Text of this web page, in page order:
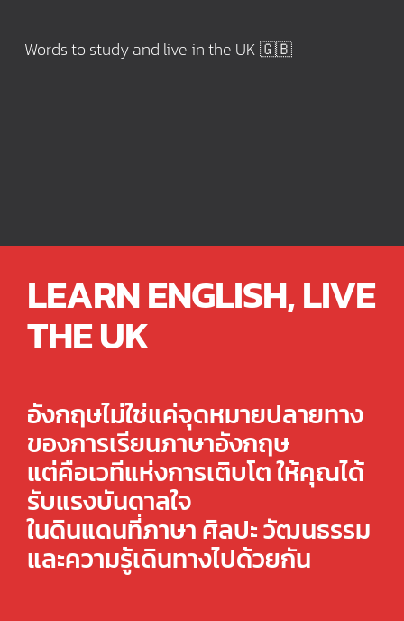
Words to study and live in the UK 🇬🇧
comes to life.
The UK offers more than just
world-class education.
The UK is where tradition
fuels your future.
LEARN ENGLISH, LIVE
THE UK
อังกฤษไม่ใช่แค่จุดหมายปลายทาง
ของการเรียนภาษาอังกฤษ
แต่คือเวทีแห่งการเติบโต ให้คุณได้
รับแรงบันดาลใจ
ในดินแดนที่ภาษา ศิลปะ วัฒนธรรม
และความรู้เดินทางไปด้วยกัน